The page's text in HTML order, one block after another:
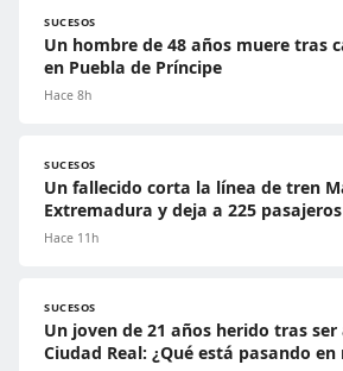
SUCESOS
Un hombre de 48 años muere tras
en Puebla de Príncipe
Hace 8h
SUCESOS
Un fallecido corta la línea de tren
Extremadura y deja a 225
Hace 11h
SUCESOS
Un joven de 21 años herido tras
Ciudad Real: ¿Qué está pasando